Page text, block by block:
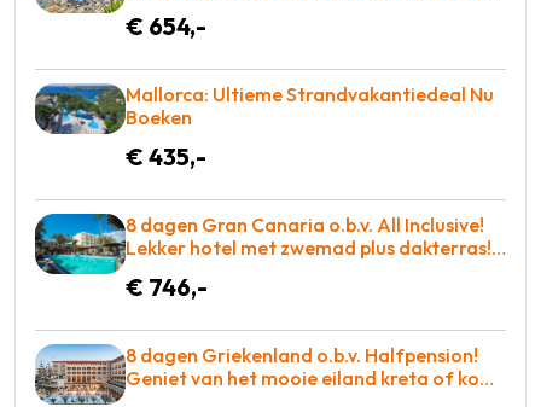
€ 654,-
Mallorca: Ultieme Strandvakantiedeal Nu
Boeken
€ 435,-
8 dagen Gran Canaria o.b.v. All Inclusive!
Lekker hotel met zwemad plus dakterras!
€ 746,-
8 dagen Griekenland o.b.v. Halfpension!
Geniet van het mooie eiland kreta of kom